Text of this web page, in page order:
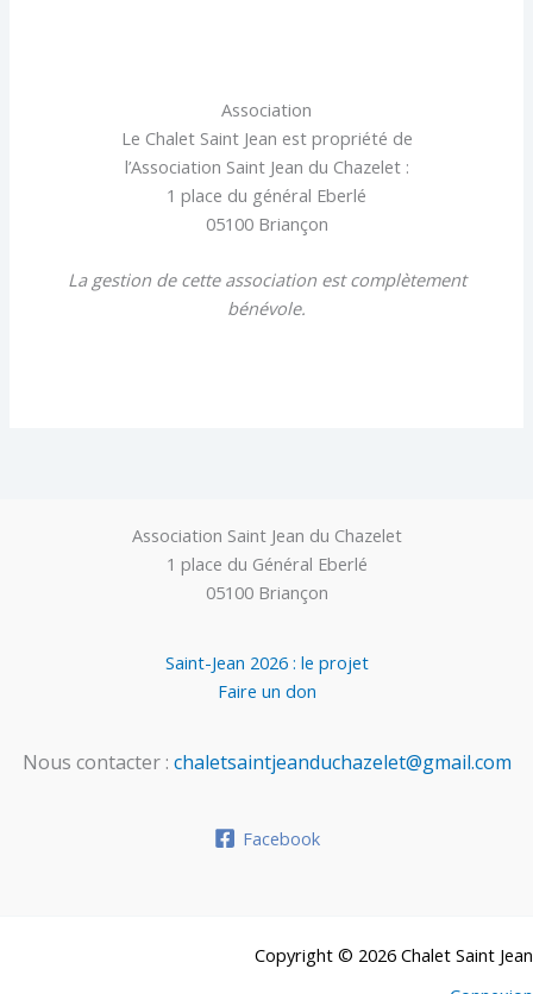
Association
Le Chalet Saint Jean est propriété de
l’Association Saint Jean du Chazelet :
1 place du général Eberlé
05100 Briançon
La gestion de cette association est complètement
bénévole.
Association Saint Jean du Chazelet
1 place du Général Eberlé
05100 Briançon
Saint-Jean 2026 : le projet
Faire un don
Nous contacter : chaletsaintjeanduchazelet@gmail.com
Facebook
Copyright © 2026 Chalet Saint Jean